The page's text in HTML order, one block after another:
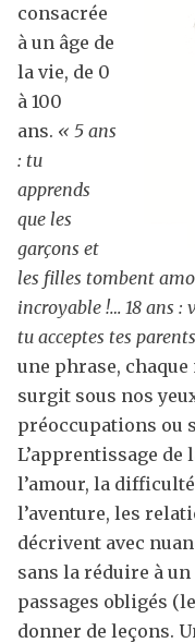
consacrée
à un âge de
la vie, de 0
à 100
ans. « 5 ans
: tu
apprends
que les
garçons et
les filles tombent
incroyable !… 18 ans :
tu acceptes tes
une phrase,
surgit sous nos
préoccupations ou
L’apprentissage de
l’amour, la
l’aventure, les
décrivent avec
sans la réduire à
passages obligés
donner de leçons.